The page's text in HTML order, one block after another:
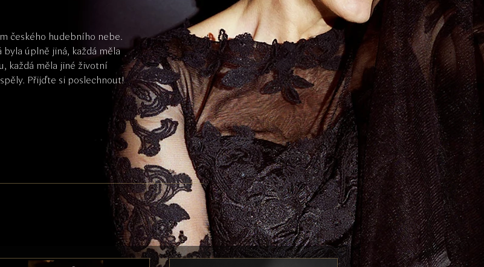
českého hudebního nebe.
byla úplně jiná, každá měla
každá měla jiné životní
Přijďte si poslechnout!